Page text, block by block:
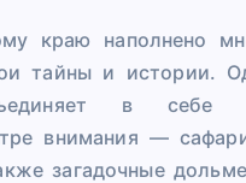
краю наполнено
тайны и истории.
в себе
внимания —
загадочные